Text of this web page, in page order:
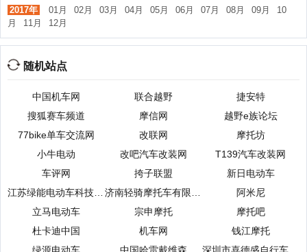
2017年
01月 02月 03月 04月 05月 06月 07月 08月 09月
10
月
11月 12月
随机站点
中国机车网 联合越野
捷安特
搜狐赛车频道
摩信网
越野e族论坛
77bike单车交流网
改联网
摩托坊
小牛电动
改吧汽车改装网
T139汽车改装网
车评网
挎子联盟
新日电动车
阿米尼
立马电动车
宗申摩托
摩托吧
杜卡迪中国
机车网
钱江摩托